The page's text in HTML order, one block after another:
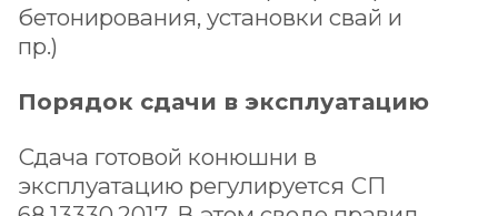
бетонирования, установки свай и
пр.)
Порядок сдачи в эксплуатацию
Сдача готовой конюшни в
эксплуатацию регулируется СП